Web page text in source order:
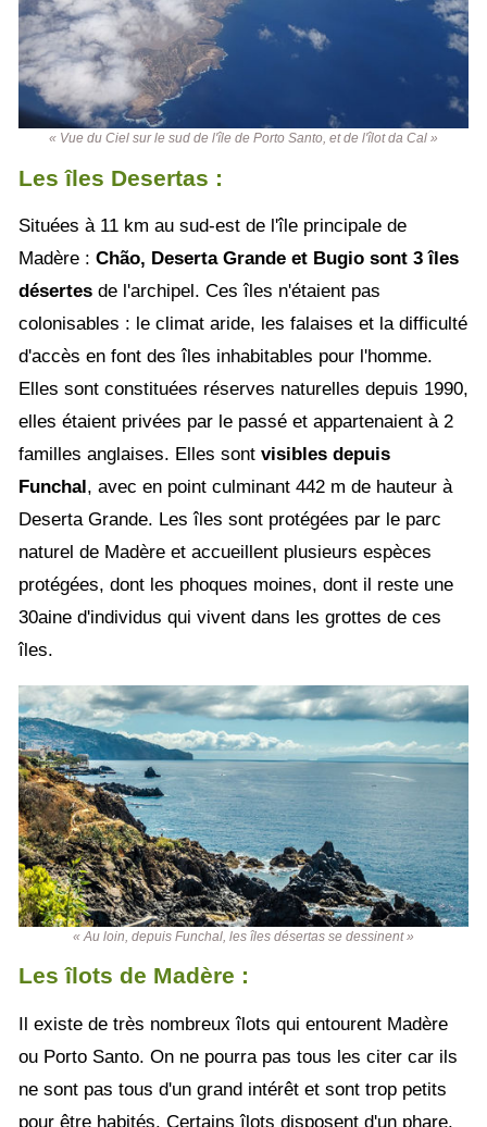
« Vue du Ciel sur le sud de l'île de Porto Santo, et de l'îlot da Cal »
Les îles Desertas :
Situées à 11 km au sud-est de l'île principale de
Madère : Chão, Deserta Grande et Bugio sont 3 îles
désertesde l'archipel. Ces îles n'étaient pas
colonisables : le climat aride, les falaises et la difficulté
d'accès en font des îles inhabitables pour l'homme.
Elles sont constituées réserves naturelles depuis 1990,
elles étaient privées par le passé et appartenaient à 2
familles anglaises. Elles sontvisibles depuis
Funchal , avec en point culminant 442 m de hauteur à
Deserta Grande. Les îles sont protégées par le parc
naturel de Madère et accueillent plusieurs espèces
protégées, dont les phoques moines, dont il reste une
30aine d'individus qui vivent dans les grottes de ces
îles.
« Au loin, depuis Funchal, les îles désertas se dessinent »
Les îlots de Madère :
Il existe de très nombreux îlots qui entourent Madère
ou Porto Santo. On ne pourra pas tous les citer car ils
ne sont pas tous d'un grand intérêt et sont trop petits
pour être habités. Certains îlots disposent d'un phare.